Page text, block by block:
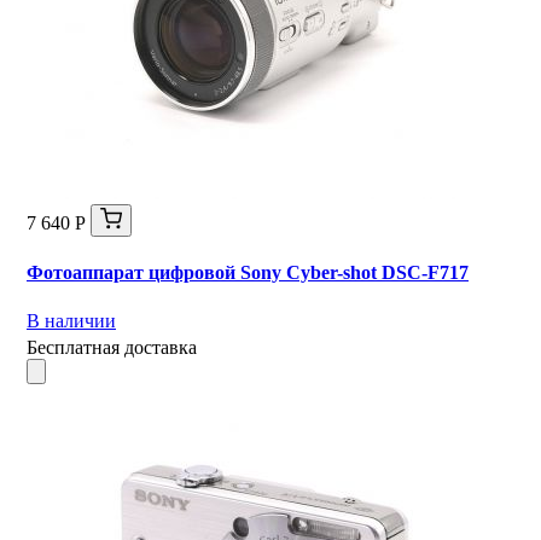
7 640 Р
Фотоаппарат цифровой Sony Cyber-shot DSC-F717
В наличии
Бесплатная доставка